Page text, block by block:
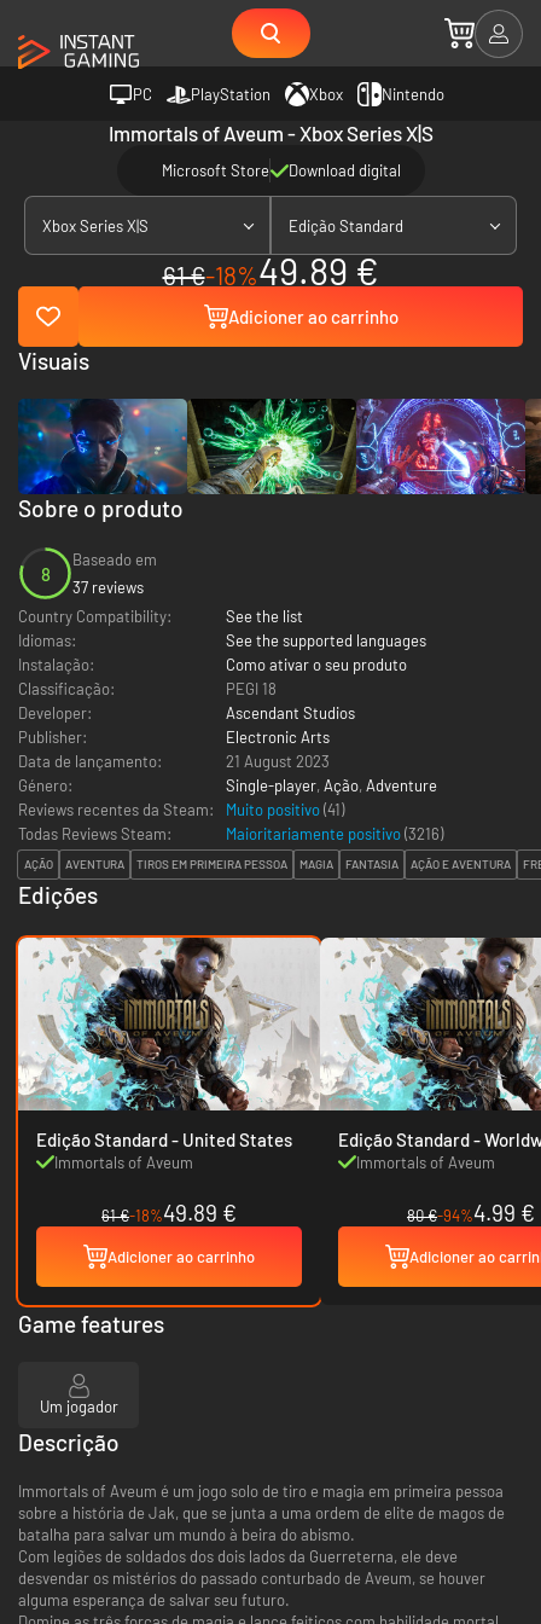
PC PlayStation Xbox Nintendo
Immortals of Aveum - Xbox Series X|S
Microsoft Store Download digital
Xbox Series X|S Edição Standard
61 €-18%49.89 €
Adicioner ao carrinho
Sobre o produto
8
Baseado em
37 reviews
Country Compatibility:
See the list
Idiomas:
See the supported languages
Instalação:
Como ativar o seu produto
Classificação:
PEGI 18
Developer:
Ascendant Studios
Publisher:
Electronic Arts
Data de lançamento:
21 August 2023
Género:
Single-player, Ação, Adventure
Reviews recentes da Steam:
Muito positivo(41)
Todas Reviews Steam:
Maioritariamente positivo(3216)
AÇÃO AVENTURA TIROS EM PRIMEIRA PESSOA MAGIA FANTASIA AÇÃO E AVENTURA
Edições
Edição Standard - United States
Immortals of Aveum
61 €-18%49.89 €
Adicioner ao carrinho
Edição Standard -
Immortals of Aveum
80 €-94%4.99 €
Adicioner ao
Visuais
Game features
Um jogador
Descrição
Immortals of Aveum é um jogo solo de tiro e magia em primeira pessoa
sobre a história de Jak, que se junta a uma ordem de elite de magos de
batalha para salvar um mundo à beira do abismo.
Com legiões de soldados dos dois lados da Guerreterna, ele deve
desvendar os mistérios do passado conturbado de Aveum, se houver
alguma esperança de salvar seu futuro.